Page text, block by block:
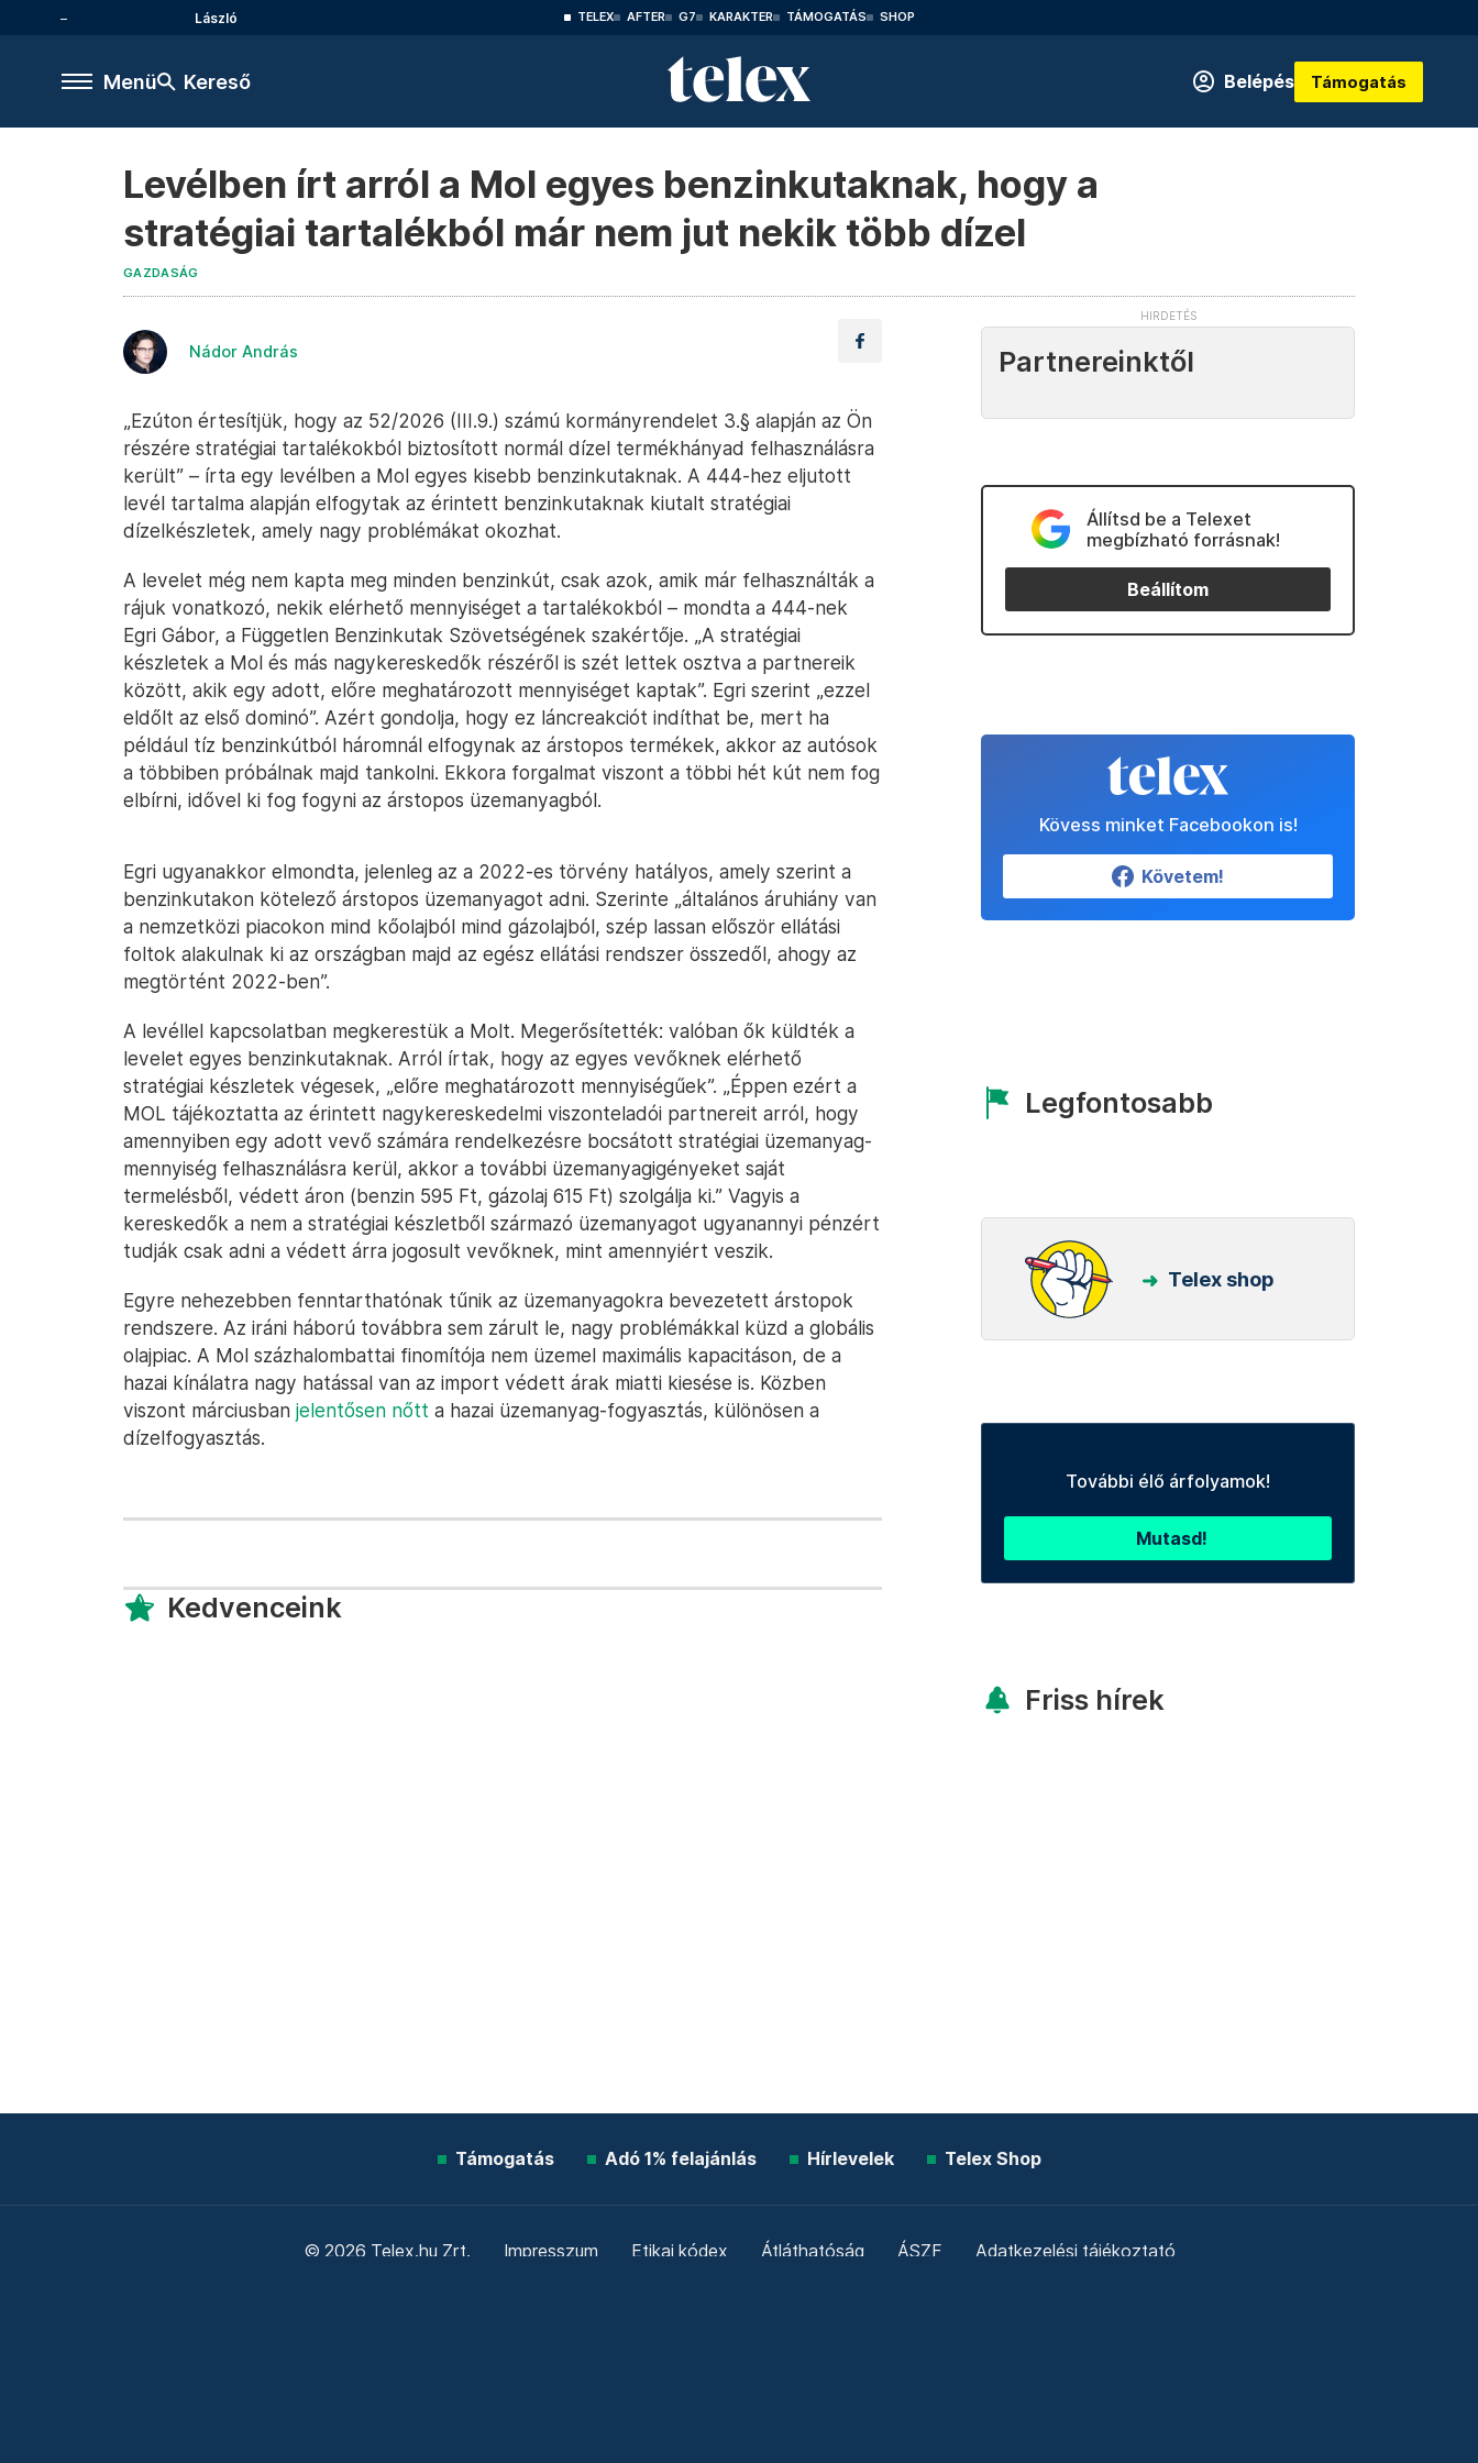
László TELEX AFTER G7 KARAKTER TÁMOGATÁS SHOP
Menü Kereső Belépés Támogatás
Levélben írt arról a Mol egyes benzinkutaknak, hogy a
stratégiai tartalékból már nem jut nekik több dízel
GAZDASÁG
Nádor András
„Ezúton értesítjük, hogy az 52/2026 (III.9.) számú kormányrendelet 3.§ alapján az Ön
részére stratégiai tartalékokból biztosított normál dízel termékhányad felhasználásra
került” – írta egy levélben a Mol egyes kisebb benzinkutaknak. A 444-hez eljutott
levél tartalma alapján elfogytak az érintett benzinkutaknak kiutalt stratégiai
dízelkészletek, amely nagy problémákat okozhat.
A levelet még nem kapta meg minden benzinkút, csak azok, amik már felhasználták a
rájuk vonatkozó, nekik elérhető mennyiséget a tartalékokból – mondta a 444-nek
Egri Gábor, a Független Benzinkutak Szövetségének szakértője. „A stratégiai
készletek a Mol és más nagykereskedők részéről is szét lettek osztva a partnereik
között, akik egy adott, előre meghatározott mennyiséget kaptak”. Egri szerint „ezzel
eldőlt az első dominó”. Azért gondolja, hogy ez láncreakciót indíthat be, mert ha
például tíz benzinkútból háromnál elfogynak az árstopos termékek, akkor az autósok
a többiben próbálnak majd tankolni. Ekkora forgalmat viszont a többi hét kút nem fog
elbírni, idővel ki fog fogyni az árstopos üzemanyagból.
Egri ugyanakkor elmondta, jelenleg az a 2022-es törvény hatályos, amely szerint a
benzinkutakon kötelező árstopos üzemanyagot adni. Szerinte „általános áruhiány van
a nemzetközi piacokon mind kőolajból mind gázolajból, szép lassan először ellátási
foltok alakulnak ki az országban majd az egész ellátási rendszer összedől, ahogy az
megtörtént 2022-ben”.
A levéllel kapcsolatban megkerestük a Molt. Megerősítették: valóban ők küldték a
levelet egyes benzinkutaknak. Arról írtak, hogy az egyes vevőknek elérhető
stratégiai készletek végesek, „előre meghatározott mennyiségűek”. „Éppen ezért a
MOL tájékoztatta az érintett nagykereskedelmi viszonteladói partnereit arról, hogy
amennyiben egy adott vevő számára rendelkezésre bocsátott stratégiai üzemanyag-
mennyiség felhasználásra kerül, akkor a további üzemanyagigényeket saját
termelésből, védett áron (benzin 595 Ft, gázolaj 615 Ft) szolgálja ki.” Vagyis a
kereskedők a nem a stratégiai készletből származó üzemanyagot ugyanannyi pénzért
tudják csak adni a védett árra jogosult vevőknek, mint amennyiért veszik.
Egyre nehezebben fenntarthatónak tűnik az üzemanyagokra bevezetett árstopok
rendszere. Az iráni háború továbbra sem zárult le, nagy problémákkal küzd a globális
olajpiac. A Mol százhalombattai finomítója nem üzemel maximális kapacitáson, de a
hazai kínálatra nagy hatással van az import védett árak miatti kiesése is. Közben
viszont márciusban jelentősen nőtt a hazai üzemanyag-fogyasztás, különösen a
dízelfogyasztás.
Kedvenceink
Partnereinktől
Állítsd be a Telexet
megbízható forrásnak!
Beállítom
Kövess minket Facebookon is!
Követem!
Legfontosabb
Telex shop
További élő árfolyamok!
Mutasd!
Friss hírek
Támogatás Adó 1% felajánlás Hírlevelek Telex Shop
© 2026 Telex.hu Zrt. Impresszum Etikai kódex Átláthatóság ÁSZF Adatkezelési tájékoztató